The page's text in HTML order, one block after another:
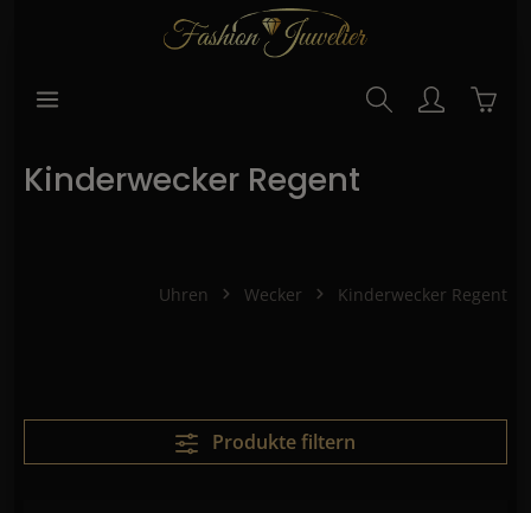
Kinderwecker Regent
Uhren Wecker Kinderwecker Regent
Produkte filtern